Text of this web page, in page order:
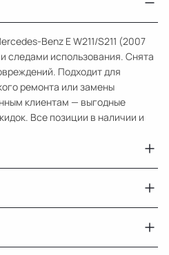
Benz E W211/S211 (2007
следами использования. Снята
Подходит для
ремонта или замены
клиентам — выгодные
Все позиции в наличии и
MercedesBenz E W211 рест.
2007
без навесного
30 дней